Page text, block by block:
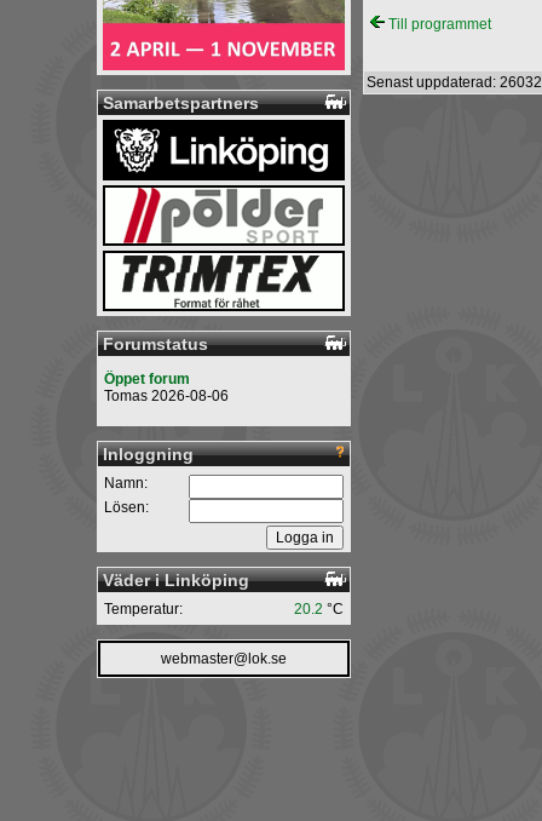
Samarbetspartners
Forumstatus
Öppet forum
Tomas 2026-08-06
Inloggning
Namn:
Lösen:
Väder i Linköping
20.2 °C
Temperatur:
webmaster@lok.se
Till programmet
Senast uppdaterad: